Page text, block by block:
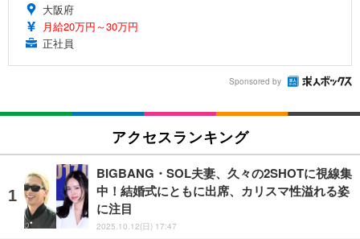
大阪府
月給20万円～30万円
正社員
Sponsored by
アクセスランキング
BIGBANG・SOL夫妻、久々の2SHOTに視線集
中！結婚式にともに出席、カリスマ性溢れる姿
に注目
2025.10.12(日) 17:47